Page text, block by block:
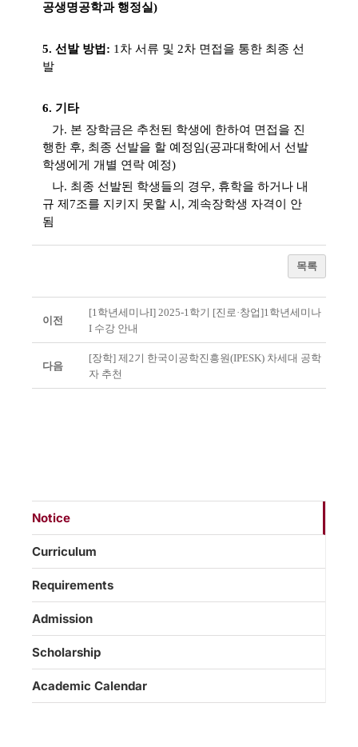
공생명공학과 행정실)
5. 선발 방법 : 1차 서류 및 2차 면접을 통한 최종 선
발
6. 기타
가. 본 장학금은 추천된 학생에 한하여 면접을 진
행한 후, 최종 선발을 할 예정임(공과대학에서 선발
학생에게
개별 연락 예정)
나. 최종 선발된 학생들의 경우, 휴학을 하거나 내
규 제 7조를 지키지 못할 시 , 계속장학생 자격이 안
됨
목록
이전
[1학년세미나I] 2025-1학기 [진로·창업]1학년세미나
I 수강 안내
다음
[장학] 제2기 한국이공학진흥원(IPESK) 차세대 공학
자 추천
Notice
Curriculum
Requirements
Admission
Scholarship
Academic Calendar